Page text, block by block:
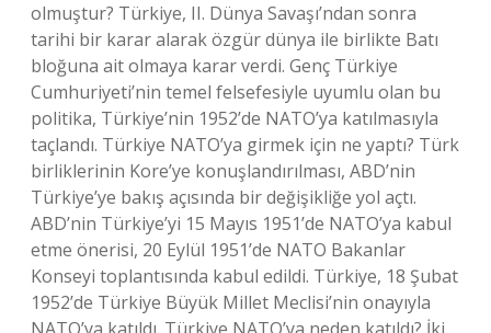
olmuştur? Türkiye, II. Dünya Savaşı’ndan sonra
tarihi bir karar alarak özgür dünya ile birlikte Batı
bloğuna ait olmaya karar verdi. Genç Türkiye
Cumhuriyeti’nin temel felsefesiyle uyumlu olan bu
politika, Türkiye’nin 1952’de NATO’ya katılmasıyla
taçlandı. Türkiye NATO’ya girmek için ne yaptı? Türk
birliklerinin Kore’ye konuşlandırılması, ABD’nin
Türkiye’ye bakış açısında bir değişikliğe yol açtı.
ABD’nin Türkiye’yi 15 Mayıs 1951’de NATO’ya kabul
etme önerisi, 20 Eylül 1951’de NATO Bakanlar
Konseyi toplantısında kabul edildi. Türkiye, 18 Şubat
1952’de Türkiye Büyük Millet Meclisi’nin onayıyla